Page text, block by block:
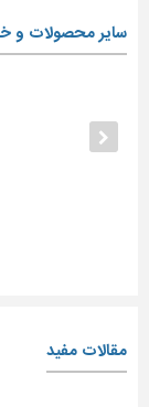
سایر محصولات و
مقالات مفید